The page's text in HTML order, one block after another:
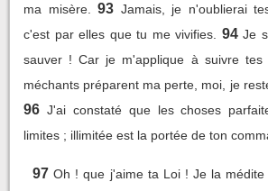
ma misère.
93 Jamais, je n'oublierai
c'est par elles que tu me vivifies.
94 Je
sauver ! Car je m'applique à suivre tes
méchants préparent ma perte, moi, je
96 J'ai constaté que les choses
limites ; illimitée est la portée de ton
97 Oh ! que j'aime ta Loi ! Je la médite